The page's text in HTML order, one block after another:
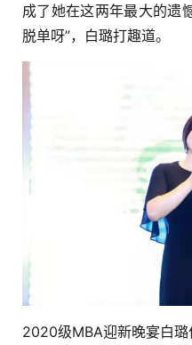
成了她在这两年最大的遗
脱单呀”，白璐打趣道。
2020级MBA迎新晚宴白